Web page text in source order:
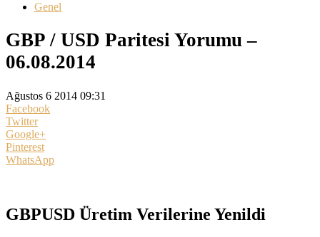
Genel
GBP / USD Paritesi Yorumu –
06.08.2014
Ağustos 6 2014 09:31
Facebook
Twitter
Google+
Pinterest
WhatsApp
GBPUSD Üretim Verilerine Yenildi